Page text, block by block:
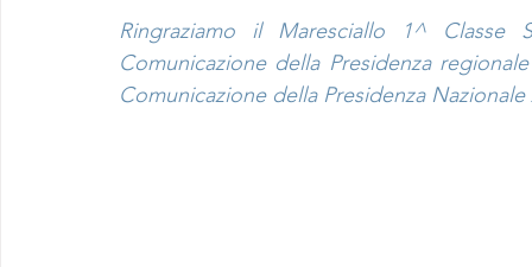
Ringraziamo il Maresciallo 1^
Comunicazione della Presidenza
Comunicazione della Presidenza